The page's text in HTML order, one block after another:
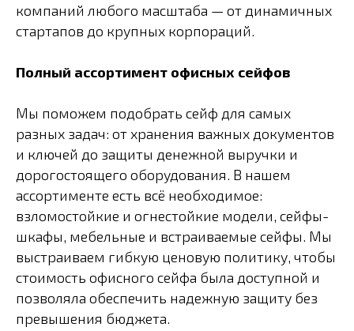
компаний любого масштаба — от динамичных
стартапов до крупных корпораций.
Полный ассортимент офисных сейфов
Мы поможем подобрать сейф для самых
разных задач: от хранения важных документов
и ключей до защиты денежной выручки и
дорогостоящего оборудования. В нашем
ассортименте есть всё необходимое:
взломостойкие и огнестойкие модели, сейфы-
шкафы, мебельные и встраиваемые сейфы. Мы
выстраиваем гибкую ценовую политику, чтобы
стоимость офисного сейфа была доступной и
позволяла обеспечить надежную защиту без
превышения бюджета.